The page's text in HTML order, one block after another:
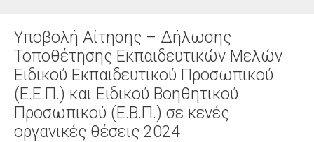
Υποβολή Αίτησης – Δήλωσης
Τοποθέτησης Εκπαιδευτικών Μελών
Ειδικού Εκπαιδευτικού Προσωπικού
(Ε.Ε.Π.) και Ειδικού Βοηθητικού
Προσωπικού (Ε.Β.Π.) σε κενές
οργανικές θέσεις 2024